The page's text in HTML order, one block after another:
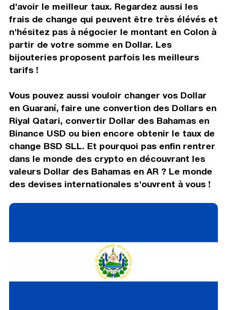
d'avoir le meilleur taux. Regardez aussi les
frais de change qui peuvent être très élévés et
n'hésitez pas à négocier le montant en Colon à
partir de votre somme en Dollar. Les
bijouteries proposent parfois les meilleurs
tarifs !
Vous pouvez aussi vouloir changer vos Dollar
en Guaraní, faire une convertion des Dollars en
Riyal Qatari, convertir Dollar des Bahamas en
Binance USD ou bien encore obtenir le taux de
change BSD SLL. Et pourquoi pas enfin rentrer
dans le monde des crypto en découvrant les
valeurs Dollar des Bahamas en AR ? Le monde
des devises internationales s'ouvrent à vous !